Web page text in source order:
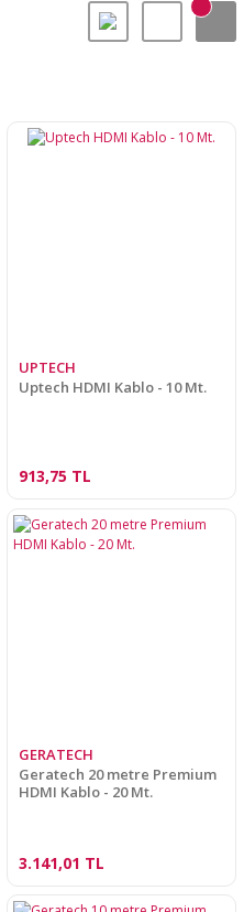
UPTECH
Uptech HDMI Kablo - 10 Mt.
913,75 TL
GERATECH
Geratech 20 metre Premium
HDMI Kablo - 20 Mt.
3.141,01 TL